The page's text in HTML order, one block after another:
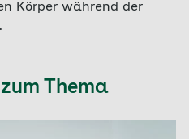
Körper während der
Thema